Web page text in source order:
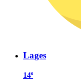
Lages
14º